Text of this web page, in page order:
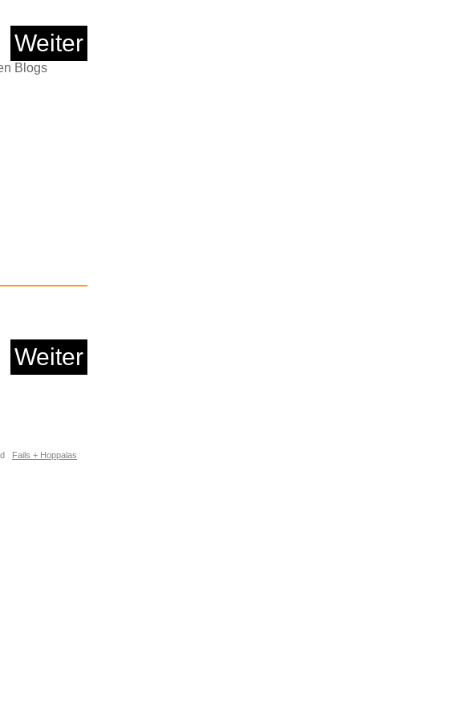
Weiter
Blogs
Weiter
Fails + Hoppalas